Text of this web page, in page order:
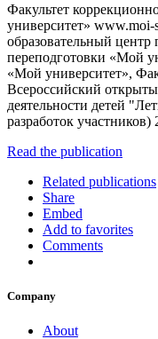
Факультет
университет»
образовательный
переподготовки «Мой
«Мой университет»,
Всероссийский
деятельности детей
разработок участников)
Read the publication
Related publications
Share
Embed
Add to favorites
Comments
Company
About